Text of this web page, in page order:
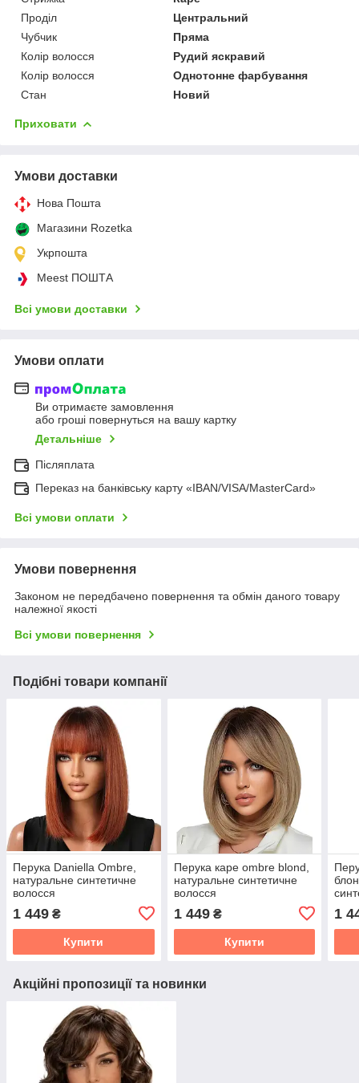
Проділ
Центральний
Чубчик
Пряма
Колір волосся
Рудий яскравий
Колір волосся
Однотонне фарбування
Стан
Новий
Приховати
Умови доставки
Нова Пошта
Магазини Rozetka
Укрпошта
Meest ПОШТА
Всі умови доставки
Умови оплати
Ви отримаєте замовлення
або гроші повернуться на вашу картку
Детальніше
Післяплата
Переказ на банківську карту «IBAN/VISA/MasterCard»
Всі умови оплати
Умови повернення
Законом не передбачено повернення та обмін даного товару
належної якості
Всі умови повернення
Подібні товари компанії
Перука Daniella Ombre,
натуральне синтетичне
волосся
1 449 ₴
Купити
Перука каре ombre blond,
натуральне синтетичне
волосся
1 449₴
Купити
1
Акційні пропозиції та новинки